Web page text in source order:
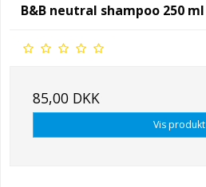
B&B neutral shampoo 250 ml
85,00 DKK
Vis produkt